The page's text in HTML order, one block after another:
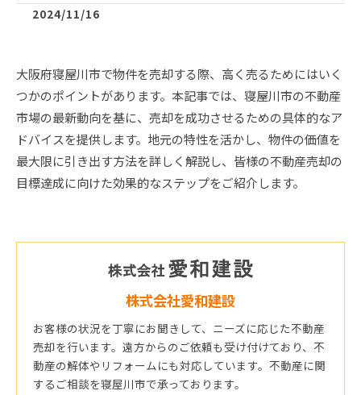
2024/11/16
大阪府寝屋川市で物件を売却する際、高く売るためにはいく
つかのポイントがあります。本記事では、寝屋川市の不動産
市場の最新動向を基に、売却を成功させるための具体的なア
ドバイスを提供します。地元の特性を活かし、物件の価値を
最大限に引き出す方法を詳しく解説し、皆様の不動産売却の
目標達成に向けた効果的なステップをご紹介します。
株式会社愛和建設
お客様の状況を丁寧にお聞きして、ニーズに応じた不動産
売却を行います。遠方からのご依頼も受け付けており、不
動産の解体やリフォームにも対応しています。不動産に関
するご相談を寝屋川市で承っております。